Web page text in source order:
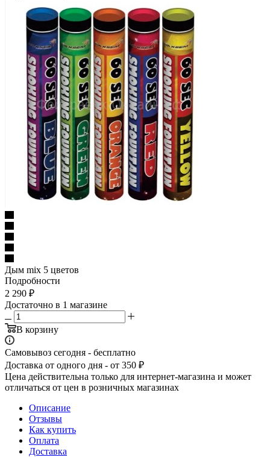
Дым mix 5 цветов
Подробности
2 290 ₽
Достаточно в 1 магазине
В корзину
Самовывоз сегодня - бесплатно
Доставка от одного дня - от 350 ₽
Цена действительна только для интернет-магазина и может
отличаться от цен в розничных магазинах
Описание
Отзывы
Как купить
Оплата
Доставка